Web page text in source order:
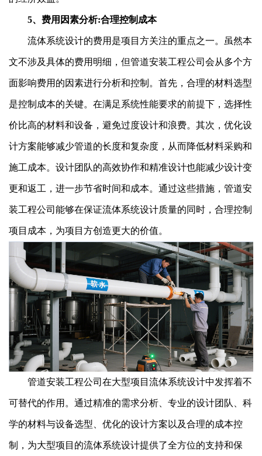
5、费用因素分析:合理控制成本
流体系统设计的费用是项目方关注的重点之一。虽然本
文不涉及具体的费用明细，但管道安装工程公司会从多个方
面影响费用的因素进行分析和控制。首先，合理的材料选型
是控制成本的关键。在满足系统性能要求的前提下，选择性
价比高的材料和设备，避免过度设计和浪费。其次，优化设
计方案能够减少管道的长度和复杂度，从而降低材料采购和
施工成本。设计团队的高效协作和精准设计也能减少设计变
更和返工，进一步节省时间和成本。通过这些措施，管道安
装工程公司能够在保证流体系统设计质量的同时，合理控制
项目成本，为项目方创造更大的价值。
管道安装工程公司在大型项目流体系统设计中发挥着不
可替代的作用。通过精准的需求分析、专业的设计团队、科
学的材料与设备选型、优化的设计方案以及合理的成本控
制，为大型项目的流体系统设计提供了全方位的支持和保